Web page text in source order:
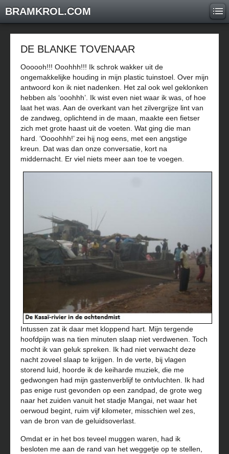
BRAMKROL.COM
DE BLANKE TOVENAAR
Oooooh!!! Ooohhh!!! Ik schrok wakker uit de
ongemakkelijke houding in mijn plastic tuinstoel. Over mijn
antwoord kon ik niet nadenken. Het zal ook wel geklonken
hebben als ‘ooohhh’. Ik wist even niet waar ik was, of hoe
laat het was. Aan de overkant van het zilvergrijze lint van
de zandweg, oplichtend in de maan, maakte een fietser
zich met grote haast uit de voeten. Wat ging die man
hard. ‘Oooohhh!’ zei hij nog eens, met een angstige
kreun. Dat was dan onze conversatie, kort na
middernacht. Er viel niets meer aan toe te voegen.
Intussen zat ik daar met kloppend hart. Mijn tergende
hoofdpijn was na tien minuten slaap niet verdwenen. Toch
mocht ik van geluk spreken. Ik had niet verwacht deze
nacht zoveel slaap te krijgen. In de verte, bij vlagen
storend luid, hoorde ik de keiharde muziek, die me
gedwongen had mijn gastenverblijf te ontvluchten. Ik had
pas enige rust gevonden op een zandpad, de grote weg
naar het zuiden vanuit het stadje Mangai, net waar het
oerwoud begint, ruim vijf kilometer, misschien wel zes,
van de bron van de geluidsoverlast.
Omdat er in het bos teveel muggen waren, had ik
besloten me aan de rand van het weggetje op te stellen,